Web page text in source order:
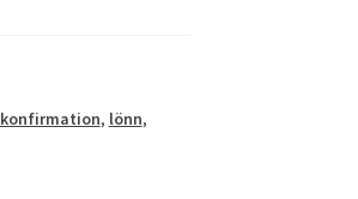
konfirmation, lönn,